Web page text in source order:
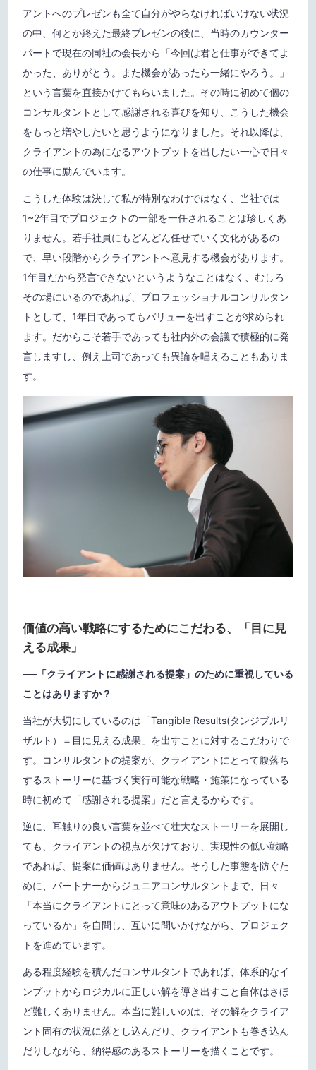
アントへのプレゼンも全て自分がやらなければいけない状況
の中、何とか終えた最終プレゼンの後に、当時のカウンター
パートで現在の同社の会長から「今回は君と仕事ができてよ
かった、ありがとう。また機会があったら一緒にやろう。」
という言葉を直接かけてもらいました。その時に初めて個の
コンサルタントとして感謝される喜びを知り、こうした機会
をもっと増やしたいと思うようになりました。それ以降は、
クライアントの為になるアウトプットを出したい一心で日々
の仕事に励んでいます。
こうした体験は決して私が特別なわけではなく、当社では
1~2年目でプロジェクトの一部を一任されることは珍しくあ
りません。若手社員にもどんどん任せていく文化があるの
で、早い段階からクライアントへ意見する機会があります。
1年目だから発言できないというようなことはなく、むしろ
その場にいるのであれば、プロフェッショナルコンサルタン
トとして、1年目であってもバリューを出すことが求められ
ます。だからこそ若手であっても社内外の会議で積極的に発
言しますし、例え上司であっても異論を唱えることもありま
す。
価値の高い戦略にするためにこだわる、「目に見
える成果」
──「クライアントに感謝される提案」のために重視している
ことはありますか？
当社が大切にしているのは「Tangible Results(タンジブルリ
ザルト）＝目に見える成果」を出すことに対するこだわりで
す。コンサルタントの提案が、クライアントにとって腹落ち
するストーリーに基づく実行可能な戦略・施策になっている
時に初めて「感謝される提案」だと言えるからです。
逆に、耳触りの良い言葉を並べて壮大なストーリーを展開し
ても、クライアントの視点が欠けており、実現性の低い戦略
であれば、提案に価値はありません。そうした事態を防ぐた
めに、パートナーからジュニアコンサルタントまで、日々
「本当にクライアントにとって意味のあるアウトプットにな
っているか」を自問し、互いに問いかけながら、プロジェク
トを進めています。
ある程度経験を積んだコンサルタントであれば、体系的なイ
ンプットからロジカルに正しい解を導き出すこと自体はさほ
ど難しくありません。本当に難しいのは、その解をクライア
ント固有の状況に落とし込んだり、クライアントも巻き込ん
だりしながら、納得感のあるストーリーを描くことです。